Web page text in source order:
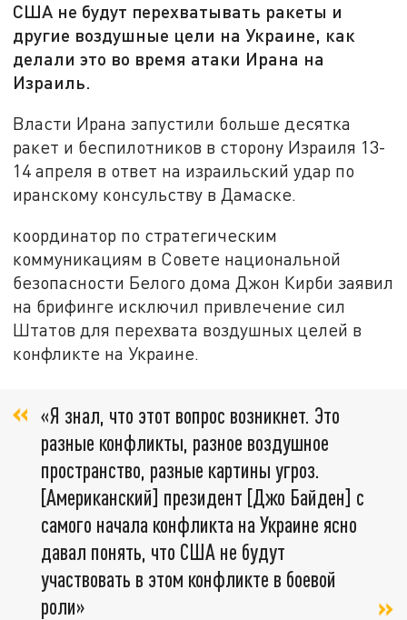
США не будут перехватывать ракеты и
другие воздушные цели на Украине, как
делали это во время атаки Ирана на
Израиль.
Власти Ирана запустили больше десятка
ракет и беспилотников в сторону Израиля 13-
14 апреля в ответ на израильский удар по
иранскому консульству в Дамаске.
координатор по стратегическим
коммуникациям в Совете национальной
безопасности Белого дома Джон Кирби заявил
на брифинге исключил привлечение сил
Штатов для перехвата воздушных целей в
конфликте на Украине.
«Я знал, что этот вопрос возникнет. Это
разные конфликты, разное воздушное
пространство, разные картины угроз.
[Американский] президент [Джо Байден] с
самого начала конфликта на Украине ясно
давал понять, что США не будут
участвовать в этом конфликте в боевой
роли»